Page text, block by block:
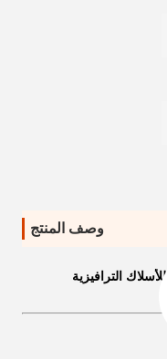
وصف المنتج